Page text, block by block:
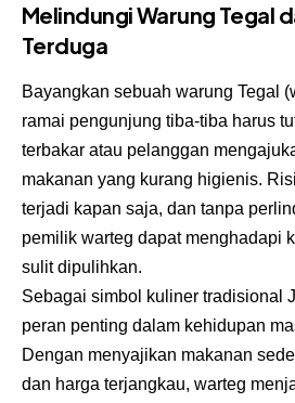
Melindungi Warung Tegal
Terduga
Bayangkan sebuah warung Tegal
ramai pengunjung tiba-tiba harus
terbakar atau pelanggan
makanan yang kurang higienis.
terjadi kapan saja, dan tanpa
pemilik warteg dapat menghadapi
sulit dipulihkan.
Sebagai simbol kuliner tradisional
peran penting dalam kehidupan
Dengan menyajikan makanan
dan harga terjangkau, warteg